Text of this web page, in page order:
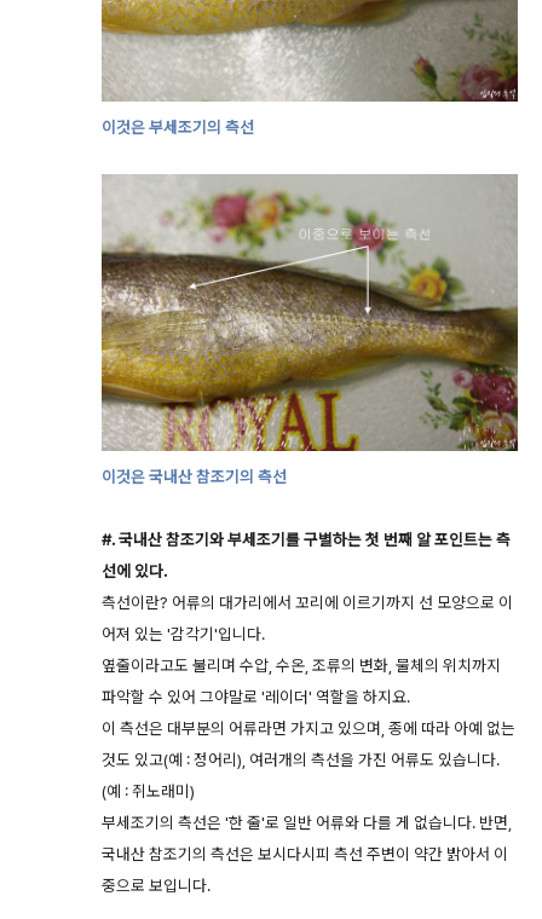
이것은 부세조기의 측선
이것은 국내산 참조기의 측선
#. 국내산 참조기와 부세조기를 구별하는 첫 번째 알 포인트는 측
선에 있다.
측선이란? 어류의 대가리에서 꼬리에 이르기까지 선 모양으로 이
어져 있는 '감각기'입니다.
옆줄이라고도 불리며 수압, 수온, 조류의 변화, 물체의 위치까지
파악할 수 있어 그야말로 '레이더' 역할을 하지요.
이 측선은 대부분의 어류라면 가지고 있으며, 종에 따라 아예 없는
것도 있고(예 : 정어리), 여러개의 측선을 가진 어류도 있습니다.
(예 : 쥐노래미)
부세조기의 측선은 '한 줄'로 일반 어류와 다를 게 없습니다. 반면,
국내산 참조기의 측선은 보시다시피 측선 주변이 약간 밝아서 이
중으로 보입니다.